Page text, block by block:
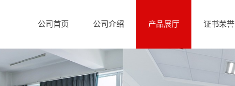
公司首页 公司介绍 产品展厅 证书荣誉